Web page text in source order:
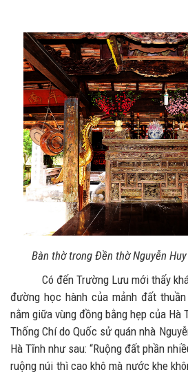
Bàn thờ trong Đền thờ Nguyễn
Có đến Trường Lưu mới thấy
đường học hành của mảnh đất
nằm giữa vùng đồng bằng hẹp của Hà
Thống Chí do Quốc sử quán nhà
Hà Tĩnh như sau: “Ruộng đất phần
ruộng núi thì cao khô mà nước khe